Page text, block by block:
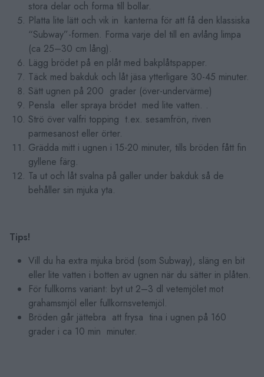
stora delar och forma till bollar.
Platta lite lätt och vik in kanterna för att få den klassiska
“Subway”-formen. Forma varje del till en avlång limpa
(ca 25–30 cm lång).
Lägg brödet på en plåt med bakplåtspapper.
Täck med bakduk och låt jäsa ytterligare 30-45 minuter.
Sätt ugnen på 200 grader (över-undervärme)
Pensla eller spraya brödet med lite vatten. .
Strö över valfri topping t.ex. sesamfrön, riven
parmesanost eller örter.
Grädda mitt i ugnen i 15-20 minuter, tills bröden fått fin
gyllene färg.
Ta ut och låt svalna på galler under bakduk så de
behåller sin mjuka yta.
Tips!
Vill du ha extra mjuka bröd (som Subway), släng en bit
eller lite vatten i botten av ugnen när du sätter in plåten.
För fullkorns variant: byt ut 2–3 dl vetemjölet mot
grahamsmjöl eller fullkornsvetemjöl.
Bröden går jättebra att frysa tina i ugnen på 160
grader i ca 10 min minuter.